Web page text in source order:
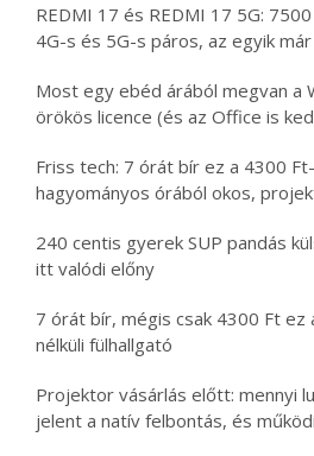
REDMI 17 és REDMI 17 5G:
4G-s és 5G-s páros, az egyik
Most egy ebéd árából megvan a
örökös licence (és az Office is
Friss tech: 7 órát bír ez a 4300
hagyományos órából okos,
240 centis gyerek SUP pandás
itt valódi előny
7 órát bír, mégis csak 4300 Ft
nélküli fülhallgató
Projektor vásárlás előtt: mennyi
jelent a natív felbontás, és